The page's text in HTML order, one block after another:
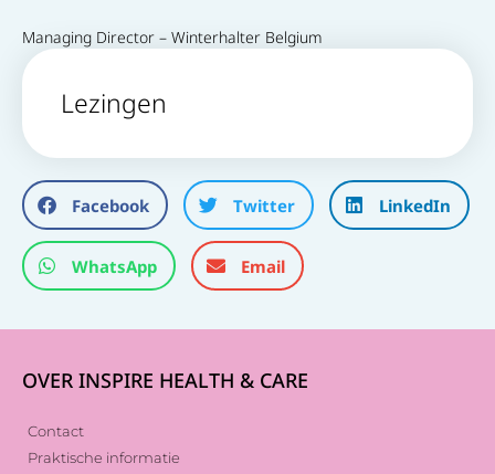
Managing Director – Winterhalter Belgium
Lezingen
Facebook Twitter LinkedIn
WhatsApp Email
OVER INSPIRE HEALTH & CARE
Contact
Praktische informatie